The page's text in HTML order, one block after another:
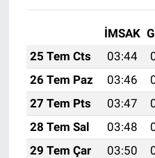
İMSAK
25 Tem Cts
03:44
26 Tem Paz
03:46
27 Tem Pts
03:47
28 Tem Sal
03:48
29 Tem Çar
03:50